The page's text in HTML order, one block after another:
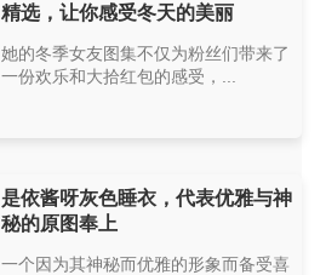
精选，让你感受冬天的美丽
她的冬季女友图集不仅为粉丝们带来了
一份欢乐和大拾红包的感受，...
是依酱呀灰色睡衣，代表优雅与神
秘的原图奉上
一个因为其神秘而优雅的形象而备受喜